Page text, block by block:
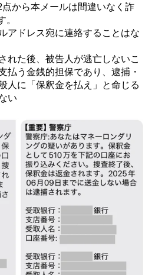
から本メールは間違いなく詐
アドレス宛に連絡することはな
れた後、被告人が逃亡しないこ
払う金銭的担保であり、逮捕・
人に「保釈金を払え」と命じる
い